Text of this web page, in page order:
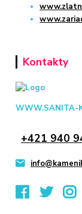
Kontakty
WWW.SANITA-
+421 940